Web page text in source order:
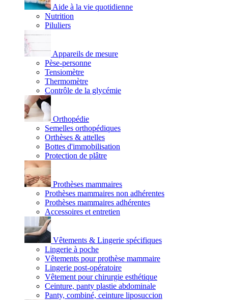
Aide à la vie quotidienne
Nutrition
Piluliers
Appareils de mesure
Pèse-personne
Tensiomètre
Thermomètre
Contrôle de la glycémie
Orthopédie
Semelles orthopédiques
Orthèses & attelles
Bottes d'immobilisation
Protection de plâtre
Prothèses mammaires
Prothèses mammaires non adhérentes
Prothèses mammaires adhérentes
Accessoires et entretien
Vêtements & Lingerie spécifiques
Lingerie à poche
Vêtements pour prothèse mammaire
Lingerie post-opératoire
Vêtement pour chirurgie esthétique
Ceinture, panty plastie abdominale
Panty, combiné, ceinture liposuccion